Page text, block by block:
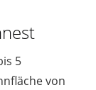
5
von